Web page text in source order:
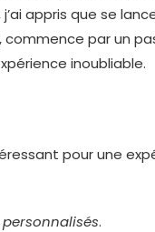
appris que se
par un
inoubliable.
pour une
.